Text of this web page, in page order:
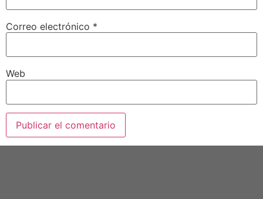
Correo electrónico *
Web